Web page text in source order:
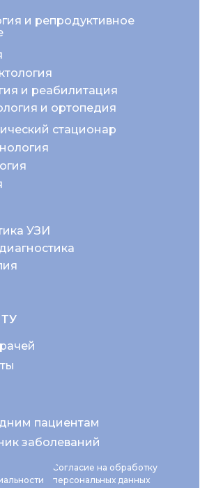
Согласие на обработку
персональных данных
и реабилитация
и репродуктивное
УЗИ
и ортопедия
стационар
пациентам
заболеваний